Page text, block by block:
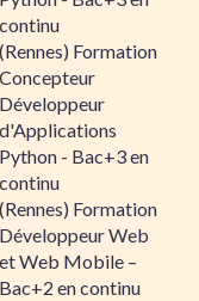
continu
(Rennes) Formation
Concepteur
Développeur
d'Applications
Python - Bac+3 en
continu
(Rennes) Formation
Développeur Web
et Web Mobile –
Bac+2 en continu